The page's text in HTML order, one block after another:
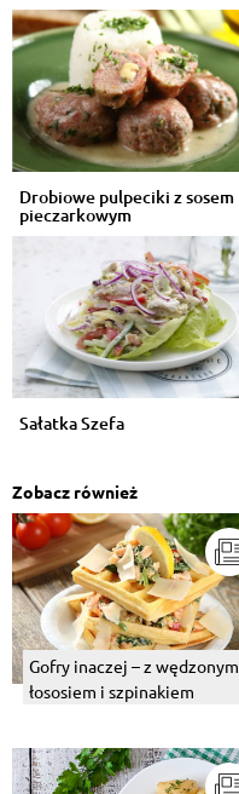
Drobiowe pulpeciki z sosem
pieczarkowym
Sałatka Szefa
Zobacz również
Gofry inaczej – z wędzonym
łososiem i szpinakiem